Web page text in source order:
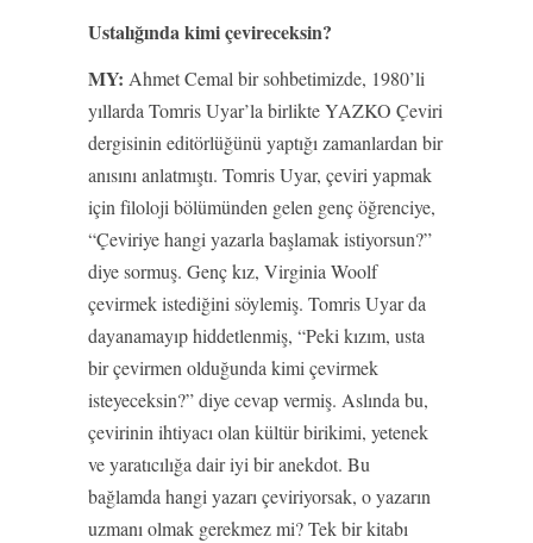
Ustalığında kimi çevireceksin?
MY: Ahmet Cemal bir sohbetimizde, 1980’li
yıllarda Tomris Uyar’la birlikte YAZKO Çeviri
dergisinin editörlüğünü yaptığı zamanlardan bir
anısını anlatmıştı. Tomris Uyar, çeviri yapmak
için filoloji bölümünden gelen genç öğrenciye,
“Çeviriye hangi yazarla başlamak istiyorsun?”
diye sormuş. Genç kız, Virginia Woolf
çevirmek istediğini söylemiş. Tomris Uyar da
dayanamayıp hiddetlenmiş, “Peki kızım, usta
bir çevirmen olduğunda kimi çevirmek
isteyeceksin?” diye cevap vermiş. Aslında bu,
çevirinin ihtiyacı olan kültür birikimi, yetenek
ve yaratıcılığa dair iyi bir anekdot. Bu
bağlamda hangi yazarı çeviriyorsak, o yazarın
uzmanı olmak gerekmez mi? Tek bir kitabı